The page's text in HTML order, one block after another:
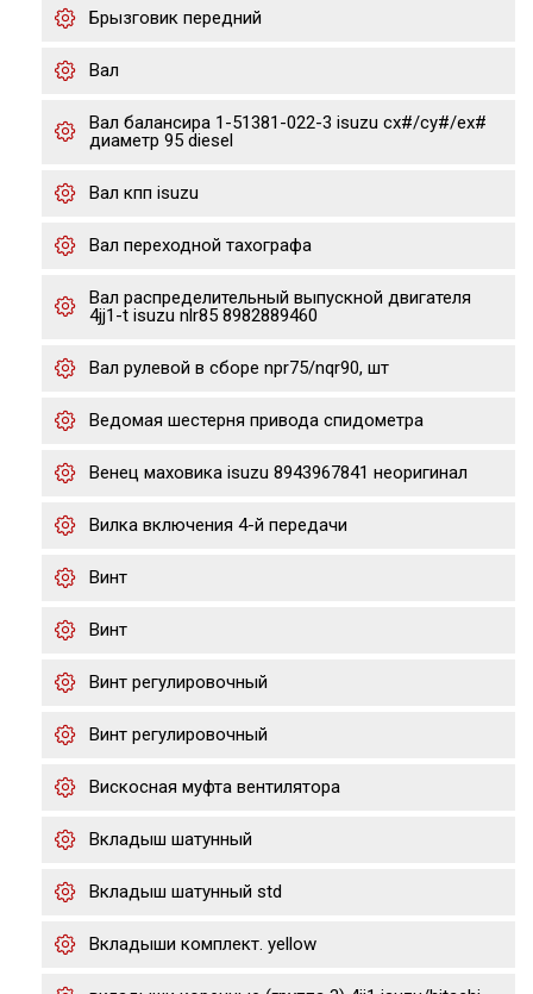
Брызговик передний
Вал
Вал балансира 1-51381-022-3 isuzu cx#/cy#/ex#
диаметр 95 diesel
Вал кпп isuzu
Вал переходной тахографа
Вал распределительный выпускной двигателя
4jj1-t isuzu nlr85 8982889460
Вал рулевой в сборе npr75/nqr90, шт
Ведомая шестерня привода спидометра
Венец маховика isuzu 8943967841 неоригинал
Вилка включения 4-й передачи
Винт
Винт
Винт регулировочный
Винт регулировочный
Вискосная муфта вентилятора
Вкладыш шатунный
Вкладыш шатунный std
Вкладыши комплект. yellow